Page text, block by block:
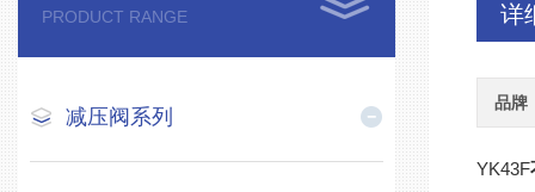
PRODUCT RANGE
减压阀系列
详
品牌
YK43F